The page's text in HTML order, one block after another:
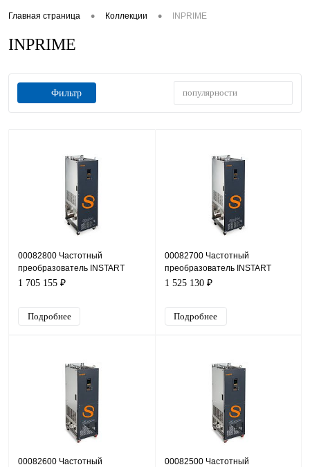
Главная страница • Коллекции • INPRIME
INPRIME
Фильтр популярности
00082800 Частотный
преобразователь INSTART
INPRIME-G315-4F, 380В, 315кВт,
1 705 155 ₽
Подробнее
00082700 Частотный
преобразователь INSTART
INPRIME-G280-4F, 380В, 280кВт,
1 525 130 ₽
Подробнее
00082600 Частотный
00082500 Частотный